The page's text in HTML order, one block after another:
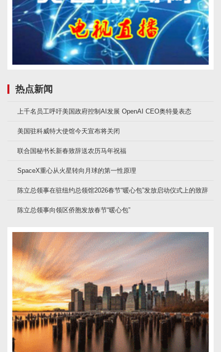
热点新闻
上千名员工呼吁美国政府控制AI发展 OpenAI CEO奥特曼表态
美国驻科威特大使馆今天宣布将关闭
联合国秘书长新春致辞送农历马年祝福
SpaceX重心从火星转向月球的第一性原理
陈立总领事在驻纽约总领馆2026春节“暖心包”发放启动仪式上的致辞
陈立总领事向领区侨胞发放春节“暖心包”